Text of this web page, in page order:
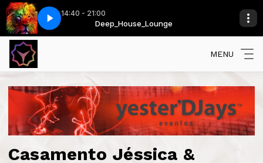
14:40 - 21:00
Deep_House_Lounge
Remix) George Ezra - Budapest (Slow Remix)
MENU
Casamento Jéssica &